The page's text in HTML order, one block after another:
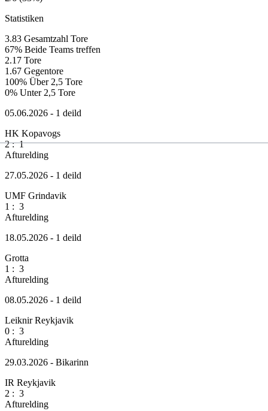
Statistiken
3.83 Gesamtzahl Tore
67% Beide Teams treffen
2.17 Tore
1.67 Gegentore
100% Über 2,5 Tore
0% Unter 2,5 Tore
05.06.2026 - 1 deild
HK Kopavogs
2:1
Afturelding
27.05.2026 - 1 deild
UMF Grindavik
1 : 3
Afturelding
18.05.2026 - 1 deild
Grotta
1 : 3
Afturelding
08.05.2026 - 1 deild
Leiknir Reykjavik
0 : 3
Afturelding
29.03.2026 - Bikarinn
IR Reykjavik
2 : 3
Afturelding